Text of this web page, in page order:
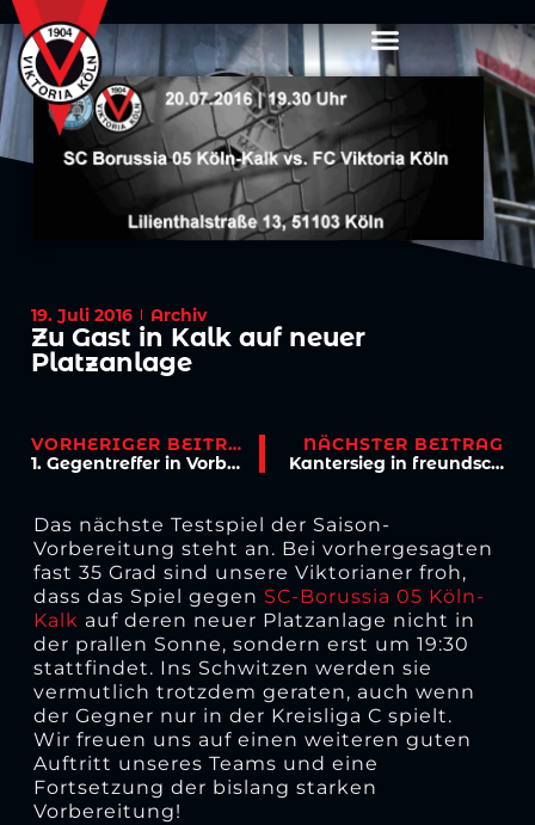
19. Juli 2016 Archiv
Zu Gast in Kalk auf neuer
Platzanlage
VORHERIGER BEITRAG
1. Gegentreffer in Vorbereitung trügt Testspiel-Sieg nicht
NÄCHSTER BEITRAG
Kantersieg in freundschaftlicher Atmosphäre
Das nächste Testspiel der Saison-
Vorbereitung steht an. Bei vorhergesagten
fast 35 Grad sind unsere Viktorianer froh,
dass das Spiel gegen SC-Borussia 05 Köln-
Kalk auf deren neuer Platzanlage nicht in
der prallen Sonne, sondern erst um 19:30
stattfindet. Ins Schwitzen werden sie
vermutlich trotzdem geraten, auch wenn
der Gegner nur in der Kreisliga C spielt.
Wir freuen uns auf einen weiteren guten
Auftritt unseres Teams und eine
Fortsetzung der bislang starken
Vorbereitung!